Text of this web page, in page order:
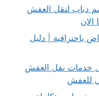
جدة بـ30%خصم دباب لنقل العفش
الان
باحترافية | دليل
خدمات نقل العفش